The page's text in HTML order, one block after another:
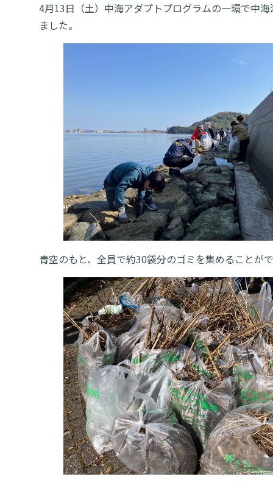
4月13日（土）中海アダプトプログラムの一環で中
ました。
青空のもと、全員で約30袋分のゴミを集めることが